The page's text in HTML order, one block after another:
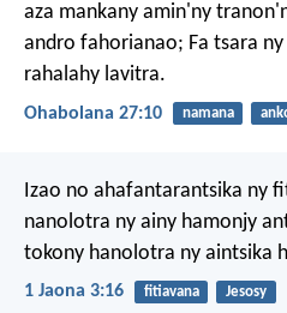
aza mankany amin'ny
andro fahorianao; Fa tsara
rahalahy lavitra.
Ohabolana 27:10 namana
Izao no ahafantarantsika ny
nanolotra ny ainy hamonjy
tokony hanolotra ny aintsika
1 Jaona 3:16 fitiavana Jesosy